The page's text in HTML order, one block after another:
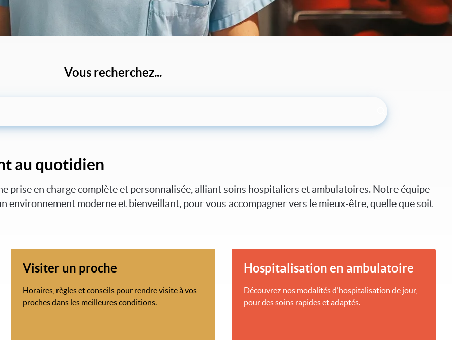
Vous recherchez...
au quotidien
prise en charge complète et personnalisée, alliant soins hospitaliers et ambulatoires. Notre équipe
environnement moderne et bienveillant, pour vous accompagner vers le mieux-être, quelle que soit
Visiter un proche
Horaires, règles et conseils pour rendre visite à vos
proches dans les meilleures conditions.
Hospitalisation en ambulatoire
Découvrez nos modalités d’hospitalisation de jour,
pour des soins rapides et adaptés.